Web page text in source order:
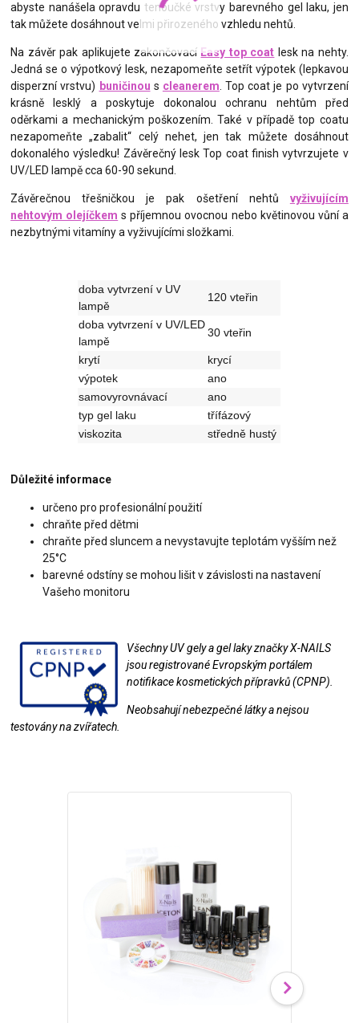
abyste nanášela opravdu tenoučké vrstvy barevného gel laku, jen
tak můžete dosáhnout velmi přirozeného vzhledu nehtů.
Na závěr pak aplikujete zakončovací Easy top coat lesk na nehty.
Jedná se o výpotkový lesk, nezapomeňte setřít výpotek (lepkavou
disperzní vrstvu) buničinou s cleanerem . Top coat je po vytvrzení
krásně lesklý a poskytuje dokonalou ochranu nehtům před
oděrkami a mechanickým poškozením. Také v případě top coatu
nezapomeňte „zabalit“ celý nehet, jen tak můžete dosáhnout
dokonalého výsledku! Závěrečný lesk Top coat finish vytvrzujete v
UV/LED lampě cca 60-90 sekund.
Závěrečnou třešničkou je pak ošetření nehtů vyživujícím
nehtovým olejíčkem s příjemnou ovocnou nebo květinovou vůní a
nezbytnými vitamíny a vyživujícími složkami.
doba vytvrzení v UV
lampě
120 vteřin
doba vytvrzení v UV/LED
lampě
30 vteřin
krytí
krycí
výpotek
ano
samovyrovnávací
ano
typ gel laku
třífázový
viskozita
středně hustý
Důležité informace
určeno pro profesionální použití
chraňte před dětmi
chraňte před sluncem a nevystavujte teplotám vyšším než
25°C
barevné odstíny se mohou lišit v závislosti na nastavení
Vašeho monitoru
Všechny UV gely a gel laky značky X-NAILS
jsou registrované Evropským portálem
notifikace kosmetických přípravků (CPNP).
Neobsahují nebezpečné látky a nejsou
testovány na zvířatech.